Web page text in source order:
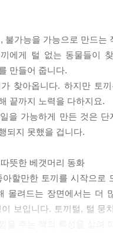
불가능을 가능으로 만드는
에게 털 없는 동물들이
만들어 줍니다.
찾아옵니다. 하지만 토
끝까지 노력을 다하지요.
을 가능하게 만든 것은
되지 못했을 겁니다.
뜻한 베갯머리 동화
할만한 토끼를 시작으로
몰려드는 장면에서는 더
보입니다. 토끼털, 털 뭉